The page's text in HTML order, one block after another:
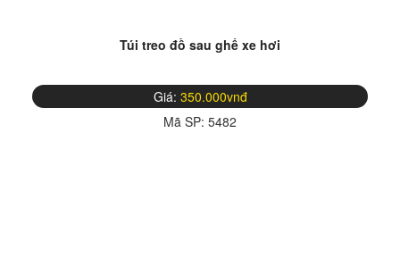
Túi treo đồ sau ghế xe hơi
Giá: 350.000vnđ
Mã SP: 5482